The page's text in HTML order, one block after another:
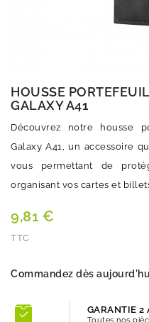
HOUSSE
GALAXY A41
Découvrez notre housse
Galaxy A41, un accessoire
vous permettant de
organisant vos cartes et
9,81 €
TTC
Commandez dès
GARANTIE 2